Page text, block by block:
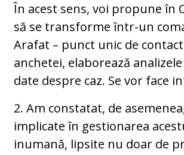
În acest sens, voi propune în
să se transforme într-un
Arafat – punct unic de
anchetei, elaborează
date despre caz. Se vor face
2. Am constatat, de
implicate în gestionarea
inumană, lipsite nu doar de